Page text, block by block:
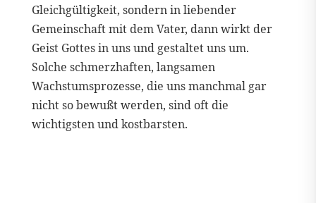
Gleichgültigkeit, sondern in liebender
Gemeinschaft mit dem Vater, dann wirkt der
Geist Gottes in uns und gestaltet uns um.
Solche schmerzhaften, langsamen
Wachstumsprozesse, die uns manchmal gar
nicht so bewußt werden, sind oft die
wichtigsten und kostbarsten.